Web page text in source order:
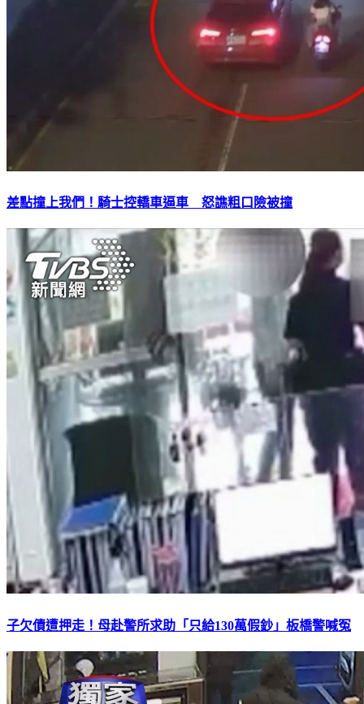
差點撞上我們！騎士控轎車逼車 怒譙粗口險被撞
子欠債遭押走！母赴警所求助「只給130萬假鈔」板橋警喊冤